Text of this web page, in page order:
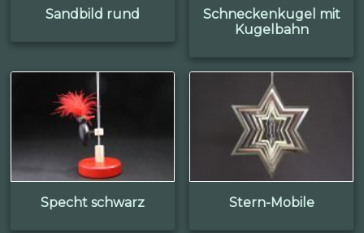
Sandbild rund
Schneckenkugel mit
Kugelbahn
Specht schwarz Stern-Mobile